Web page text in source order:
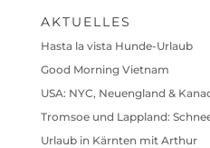
AKTUELLES
Hasta la vista Hunde-Urlaub
Good Morning Vietnam
USA: NYC, Neuengland &
Tromsoe und Lappland:
Urlaub in Kärnten mit Arthur